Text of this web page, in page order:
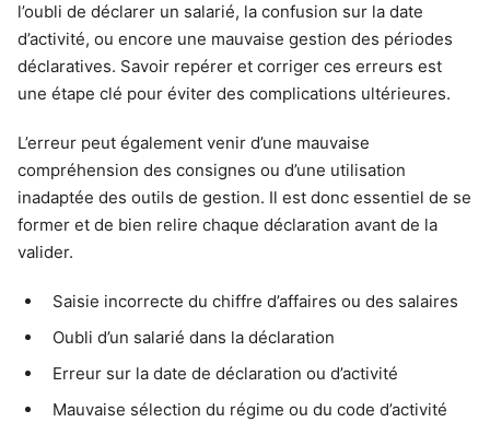
l’oubli de déclarer un salarié, la confusion sur la date
d’activité, ou encore une mauvaise gestion des périodes
déclaratives. Savoir repérer et corriger ces erreurs est
une étape clé pour éviter des complications ultérieures.
L’erreur peut également venir d’une mauvaise
compréhension des consignes ou d’une utilisation
inadaptée des outils de gestion. Il est donc essentiel de se
former et de bien relire chaque déclaration avant de la
valider.
Saisie incorrecte du chiffre d’affaires ou des salaires
Oubli d’un salarié dans la déclaration
Erreur sur la date de déclaration ou d’activité
Mauvaise sélection du régime ou du code d’activité